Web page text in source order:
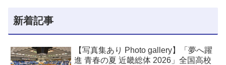
新着記事
【写真集あり Photo gallery】「夢へ躍
進 青春の夏 近畿総体 2026」全国高校